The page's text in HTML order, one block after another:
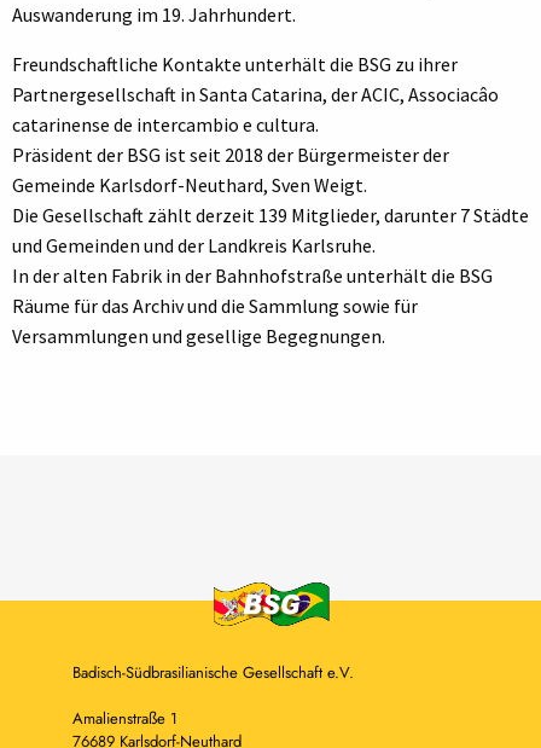
Auswanderung im 19. Jahrhundert.
Freundschaftliche Kontakte unterhält die BSG zu ihrer
Partnergesellschaft in Santa Catarina, der ACIC, Associacâo
catarinense de intercambio e cultura.
Präsident der BSG ist seit 2018 der Bürgermeister der
Gemeinde Karlsdorf-Neuthard, Sven Weigt.
Die Gesellschaft zählt derzeit 139 Mitglieder, darunter 7 Städte
und Gemeinden und der Landkreis Karlsruhe.
In der alten Fabrik in der Bahnhofstraße unterhält die BSG
Räume für das Archiv und die Sammlung sowie für
Versammlungen und gesellige Begegnungen.
Badisch-Südbrasilianische Gesellschaft e.V.
Amalienstraße 1
76689 Karlsdorf-Neuthard